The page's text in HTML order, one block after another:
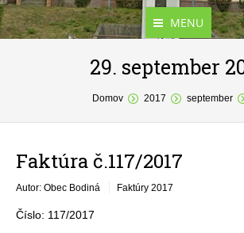
MENU
Aktuality
O obci
Povinné zverejňovanie
29. september
Domov 2017 september
Faktúra č.117/2017
Autor: Obec Bodiná Faktúry 2017
Číslo: 117/2017